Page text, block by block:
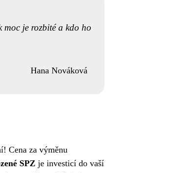
moc je rozbité a kdo ho
Hana Nováková
Cena za výměnu
SPZ je investicí do vaší